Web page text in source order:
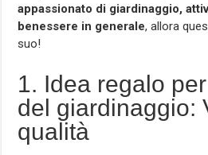
appassionato di giardinaggio,
benessere in generale, allora
suo!
1. Idea regalo
del giardinaggio:
qualità